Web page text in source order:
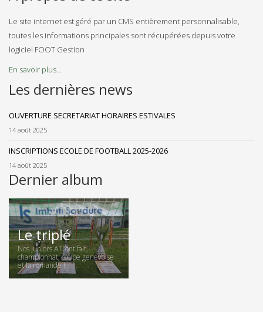
Le site internet est géré par un CMS entièrement personnalisable,
toutes les informations principales sont récupérées depuis votre
logiciel FOOT Gestion
En savoir plus...
Les dernières news
OUVERTURE SECRETARIAT HORAIRES ESTIVALES
14 août 2025
INSCRIPTIONS ECOLE DE FOOTBALL 2025-2026
14 août 2025
Dernier album
Le triplé
Nos juniors A1l’ont fait,
championnat, coupe genevoise
et la romande !